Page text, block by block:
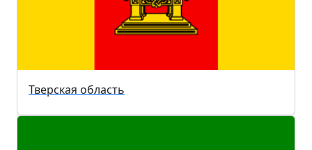
Тверская область